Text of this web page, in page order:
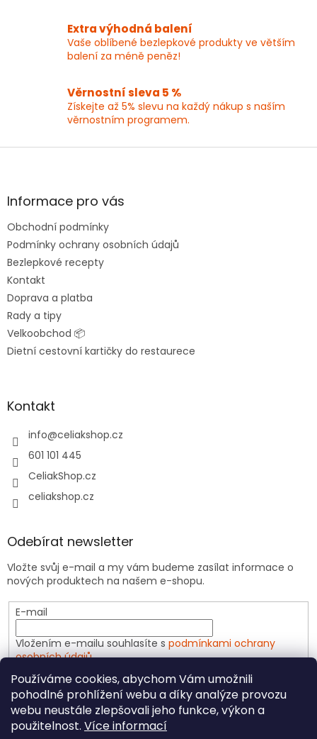
Používáme cookies, abychom Vám umožnili
pohodlné prohlížení webu a díky analýze provozu
webu neustále zlepšovali jeho funkce, výkon a
použitelnost. Více informací
Extra výhodná balení
Vaše oblíbené bezlepkové produkty ve větším
balení za méně peněz!
Věrnostní sleva 5 %
Získejte až 5% slevu na každý nákup s naším
věrnostním programem.
Z
aInformace pro vás
Obchodní podmínky
Podmínky ochrany osobních údajů
Bezlepkové recepty
Kontakt
Doprava a platba
Rady a tipy
Velkoobchod 📦
Dietní cestovní kartičky do restaurece
Kontakt
info@celiakshop.cz
601 101 445
CeliakShop.cz
celiakshop.cz
Odebírat newsletter
Vložte svůj e-mail a my vám budeme zasílat informace o
nových produktech na našem e-shopu.
E-mail
Vložením e-mailu souhlasíte s podmínkami ochrany
osobních údajů
PŘIHLÁSIT SE